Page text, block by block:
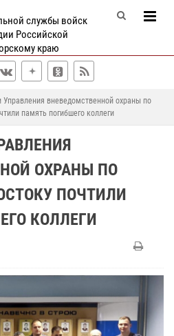
службы войск
Российской
краю
Управления вневедомственной охраны по
память погибшего коллеги
ОХРАНЫ ПО
ПОЧТИЛИ
КОЛЛЕГИ